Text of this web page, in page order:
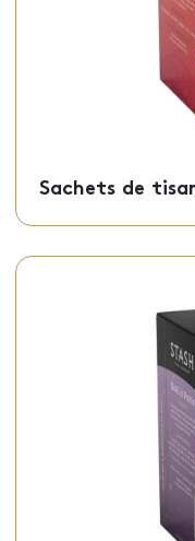
Sachets de
Cette tisane
lavande et de